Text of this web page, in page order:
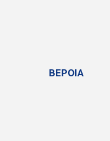
ΒΕΡΟΙΑ